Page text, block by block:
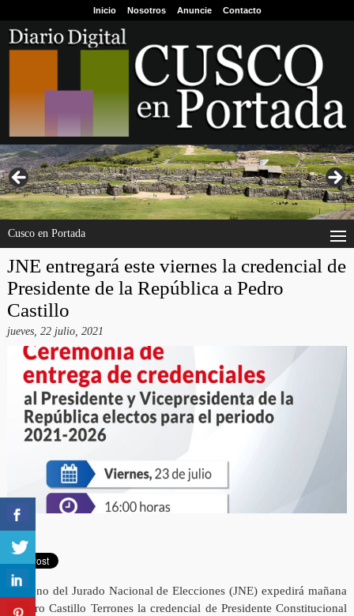
Inicio Nosotros Anuncie Contacto
Cusco en Portada
JNE entregará este viernes la credencial de
Presidente de la República a Pedro
Castillo
jueves, 22 julio, 2021
El Pleno del Jurado Nacional de Elecciones (JNE) expedirá mañana
a Pedro Castillo Terrones la credencial de Presidente Constitucional